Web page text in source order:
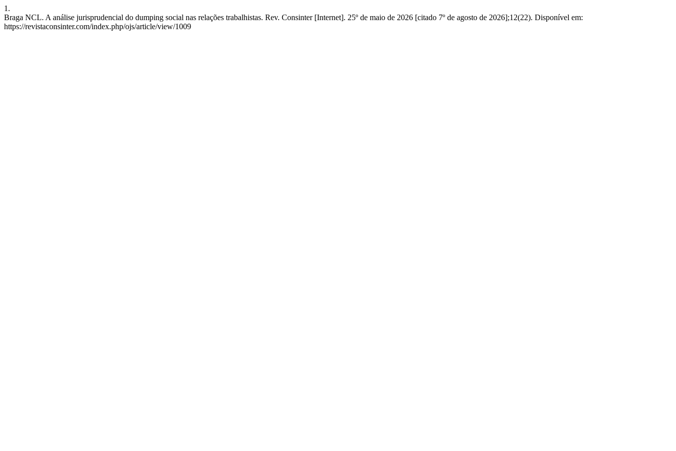
1.
Braga NCL. A análise jurisprudencial do dumping social nas relações trabalhistas. Rev. Consinter [Internet]. 25º de maio de 2026 [citado 7º de agosto de 2026];12(22). Disponível em:
https://revistaconsinter.com/index.php/ojs/article/view/1009